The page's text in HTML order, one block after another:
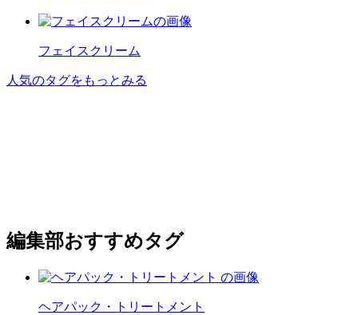
フェイスクリーム
人気のタグをもっとみる
編集部おすすめタグ
ヘアパック・トリートメント